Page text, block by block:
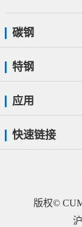
碳钢
特钢
应用
快速链接
版权©